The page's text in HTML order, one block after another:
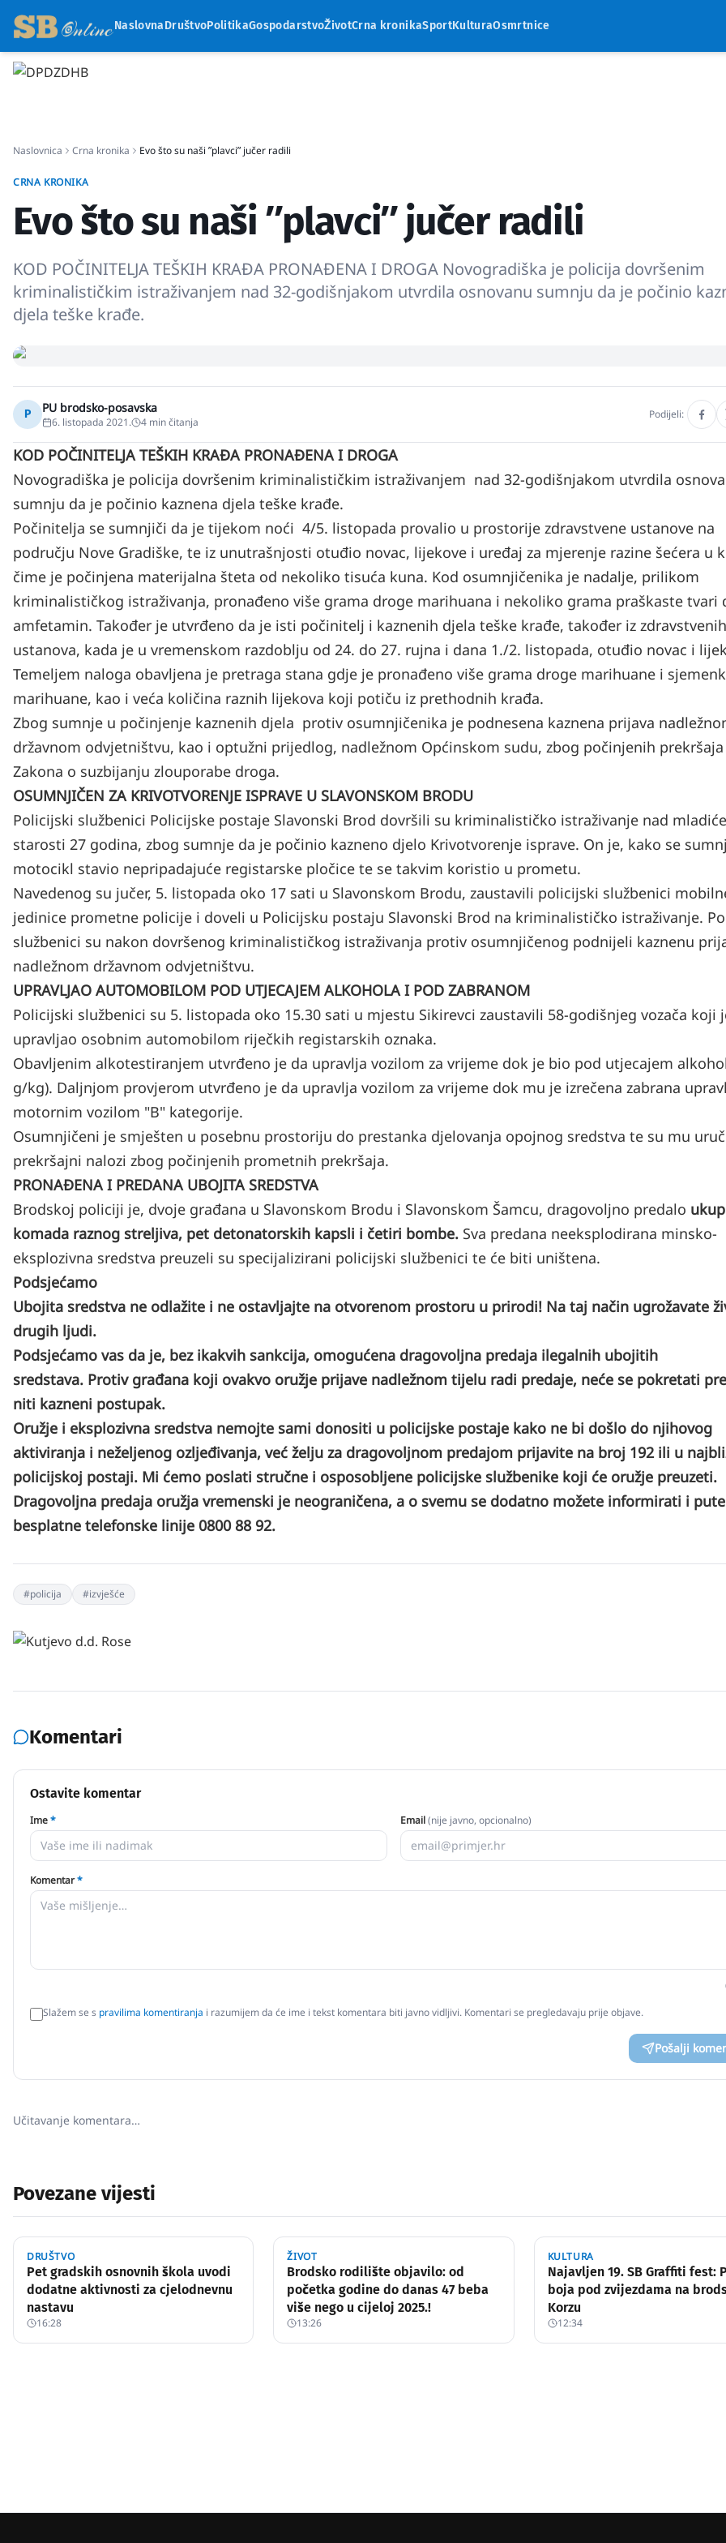
NaslovnaDruštvoPolitikaGospodarstvoŽivotCrna kronikaSportKulturaOsmrtnice
Naslovnica Crna kronika Evo što su naši ʺplavciʺ jučer radili
CRNA KRONIKA
Evo što su naši ʺplavciʺ jučer radili
KOD POČINITELJA TEŠKIH KRAĐA PRONAĐENA I DROGA Novogradiška je policija dovršenim
kriminalističkim istraživanjem nad 32-godišnjakom utvrdila osnovanu sumnju da je počinio
djela teške krađe.
P PU brodsko-posavska
6. listopada 2021. 4 min čitanja
Podijeli:
KOD POČINITELJA TEŠKIH KRAĐA PRONAĐENA I DROGA
Novogradiška je policija dovršenim kriminalističkim istraživanjem nad 32-godišnjakom utvrdila
sumnju da je počinio kaznena djela teške krađe.
Počinitelja se sumnjiči da je tijekom noći 4/5. listopada provalio u prostorije zdravstvene ustanove na
području Nove Gradiške, te iz unutrašnjosti otuđio novac, lijekove i uređaj za mjerenje razine šećera u
čime je počinjena materijalna šteta od nekoliko tisuća kuna. Kod osumnjičenika je nadalje, prilikom
kriminalističkog istraživanja, pronađeno više grama droge marihuana i nekoliko grama praškaste tvari
amfetamin. Također je utvrđeno da je isti počinitelj i kaznenih djela teške krađe, također iz zdravstvenih
ustanova, kada je u vremenskom razdoblju od 24. do 27. rujna i dana 1./2. listopada, otuđio novac i
Temeljem naloga obavljena je pretraga stana gdje je pronađeno više grama droge marihuane i
marihuane, kao i veća količina raznih lijekova koji potiču iz prethodnih krađa.
Zbog sumnje u počinjenje kaznenih djela protiv osumnjičenika je podnesena kaznena prijava
državnom odvjetništvu, kao i optužni prijedlog, nadležnom Općinskom sudu, zbog počinjenih prekršaja
Zakona o suzbijanju zlouporabe droga.
OSUMNJIČEN ZA KRIVOTVORENJE ISPRAVE U SLAVONSKOM BRODU
Policijski službenici Policijske postaje Slavonski Brod dovršili su kriminalističko istraživanje nad
starosti 27 godina, zbog sumnje da je počinio kazneno djelo Krivotvorenje isprave. On je, kako se
motocikl stavio nepripadajuće registarske pločice te se takvim koristio u prometu.
Navedenog su jučer, 5. listopada oko 17 sati u Slavonskom Brodu, zaustavili policijski službenici
jedinice prometne policije i doveli u Policijsku postaju Slavonski Brod na kriminalističko istraživanje.
službenici su nakon dovršenog kriminalističkog istraživanja protiv osumnjičenog podnijeli kaznenu
nadležnom državnom odvjetništvu.
UPRAVLJAO AUTOMOBILOM POD UTJECAJEM ALKOHOLA I POD ZABRANOM
Policijski službenici su 5. listopada oko 15.30 sati u mjestu Sikirevci zaustavili 58-godišnjeg vozača koji
upravljao osobnim automobilom riječkih registarskih oznaka.
Obavljenim alkotestiranjem utvrđeno je da upravlja vozilom za vrijeme dok je bio pod utjecajem
g/kg). Daljnjom provjerom utvrđeno je da upravlja vozilom za vrijeme dok mu je izrečena zabrana
motornim vozilom "B" kategorije.
Osumnjičeni je smješten u posebnu prostoriju do prestanka djelovanja opojnog sredstva te su mu
prekršajni nalozi zbog počinjenih prometnih prekršaja.
PRONAĐENA I PREDANA UBOJITA SREDSTVA
Brodskoj policiji je, dvoje građana u Slavonskom Brodu i Slavonskom Šamcu, dragovoljno predalo
komada raznog streljiva, pet detonatorskih kapsli i četiri bombe. Sva predana neeksplodirana minsko-
eksplozivna sredstva preuzeli su specijalizirani policijski službenici te će biti uništena.
Podsjećamo
Ubojita sredstva ne odlažite i ne ostavljajte na otvorenom prostoru u prirodi! Na taj način ugrožavate
drugih ljudi.
Podsjećamo vas da je, bez ikakvih sankcija, omogućena dragovoljna predaja ilegalnih ubojitih
sredstava. Protiv građana koji ovakvo oružje prijave nadležnom tijelu radi predaje, neće se pokretati
niti kazneni postupak.
Oružje i eksplozivna sredstva nemojte sami donositi u policijske postaje kako ne bi došlo do njihovog
aktiviranja i neželjenog ozljeđivanja, već želju za dragovoljnom predajom prijavite na broj 192 ili u
policijskoj postaji. Mi ćemo poslati stručne i osposobljene policijske službenike koji će oružje preuzeti.
Dragovoljna predaja oružja vremenski je neograničena, a o svemu se dodatno možete informirati i
besplatne telefonske linije 0800 88 92.
#policija #izvješće
Komentari
Ostavite komentar
Ime* Email(nije javno, opcionalno)
Komentar*
Slažem se s pravilima komentiranja i razumijem da će ime i tekst komentara biti javno vidljivi. Komentari se pregledavaju prije objave.
Pošalji
Učitavanje komentara…
Povezane vijesti
DRUŠTVO
Pet gradskih osnovnih škola uvodi
dodatne aktivnosti za cjelodnevnu
nastavu
16:28
ŽIVOT
Brodsko rodilište objavilo: od
početka godine do danas 47 beba
više nego u cijeloj 2025.!
13:26
KULTURA
Najavljen 19. SB Graffiti fest:
boja pod zvijezdama na
Korzu
12:34